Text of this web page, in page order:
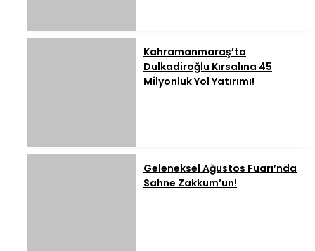
Kahramanmaraş’ta
Dulkadiroğlu Kırsalına 45
Milyonluk Yol Yatırımı!
Geleneksel Ağustos Fuarı’nda
Sahne Zakkum’un!